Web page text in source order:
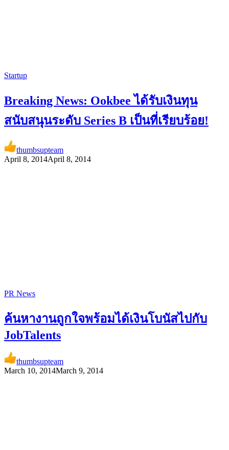
Startup
Breaking News: Ookbee ได้รับเงินทุน
สนับสนุนระดับ Series B เป็นที่เรียบร้อย!
thumbsupteam
April 8, 2014April 8, 2014
PR News
ค้นหางานถูกใจพร้อมได้เงินโบนัสไปกับ
JobTalents
thumbsupteam
March 10, 2014March 9, 2014